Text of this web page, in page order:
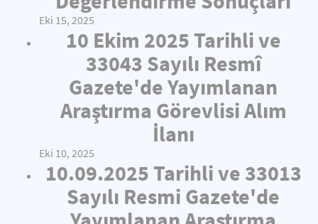
Eki 15, 2025
10 Ekim 2025 Tarihli ve
33043 Sayılı Resmî
Gazete'de Yayımlanan
Araştırma Görevlisi Alım
İlanı
Eki 10, 2025
10.09.2025 Tarihli ve 33013
Sayılı Resmi Gazete'de